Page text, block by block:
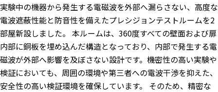
実験中の機器から発生する電磁波を外部へ漏らさない、高度な
電波遮蔽性能と防音性を備えたプレシジョンテストルームを2
部屋新設しました。 本ルームは、360度すべての壁面および扉
内部に銅板を埋め込んだ構造となっており、内部で発生する電
磁波が外部へ影響を及ぼさない設計です。機密性の高い実験や
検証においても、周囲の環境や第三者への電波干渉を抑えた、
安全性の高い検証環境を確保しています。 そのため、精密な